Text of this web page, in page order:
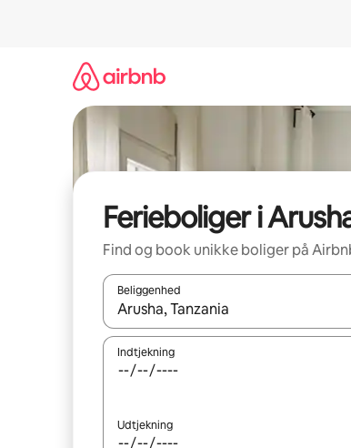
Ferieboliger i
Find og book unikke boliger på
Beliggenhed
Når resultaterne er tilgængelige, skal
Indtjekning
Udtjekning